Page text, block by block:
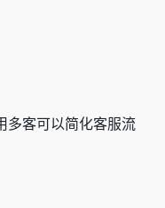
多客可以简化客服流